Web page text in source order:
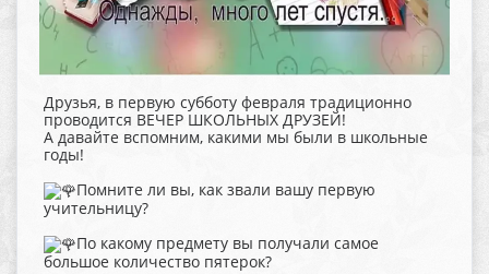
Друзья, в первую субботу февраля традиционно
проводится ВЕЧЕР ШКОЛЬНЫХ ДРУЗЕЙ!
А давайте вспомним, какими мы были в школьные
годы!
Помните ли вы, как звали вашу первую
учительницу?
По какому предмету вы получали самое
большое количество пятерок?